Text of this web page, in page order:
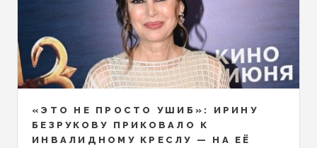
«ЭТО НЕ ПРОСТО УШИБ»: ИРИНУ
БЕЗРУКОВУ ПРИКОВАЛО К
ИНВАЛИДНОМУ КРЕСЛУ — НА ЕЁ